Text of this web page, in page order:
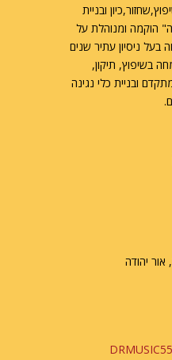
ובניית
הוקמה ומנוהלת על
ניסיון עתיר שנים
1974) המומחה בשיפוץ, תיקון,
ובניית כלי נגינה